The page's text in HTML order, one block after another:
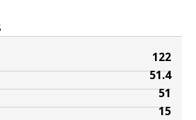
122
51.4
51
15